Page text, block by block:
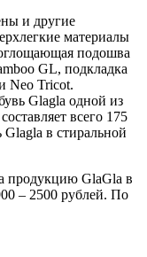
и другие
материалы
подошва
GL, подкладка
Neo Tricot.
Glagla одной из
всего 175
в стиральной
продукцию GlaGla в
– 2500 рублей. По